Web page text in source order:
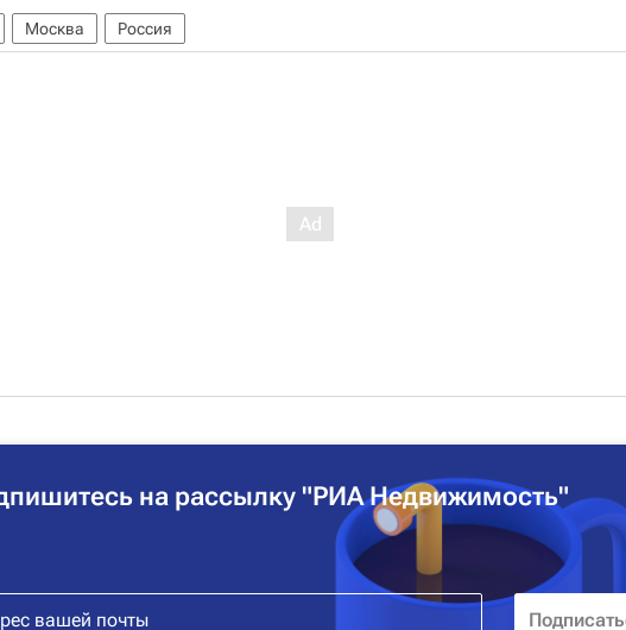
Москва Россия
на рассылку "РИА Недвижимость"